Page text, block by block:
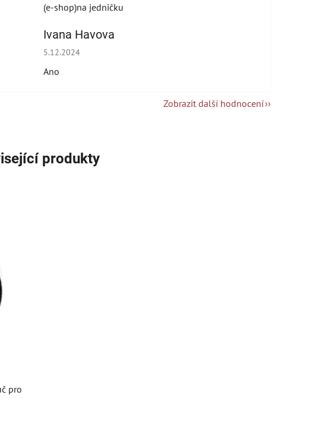
(e-shop)na jedničku
Ivana Havova
Hodnocení obchodu je 5 z 5 hvězdiček.
5.12.2024
Ano
Zobrazit další hodnocení
produkty
pro